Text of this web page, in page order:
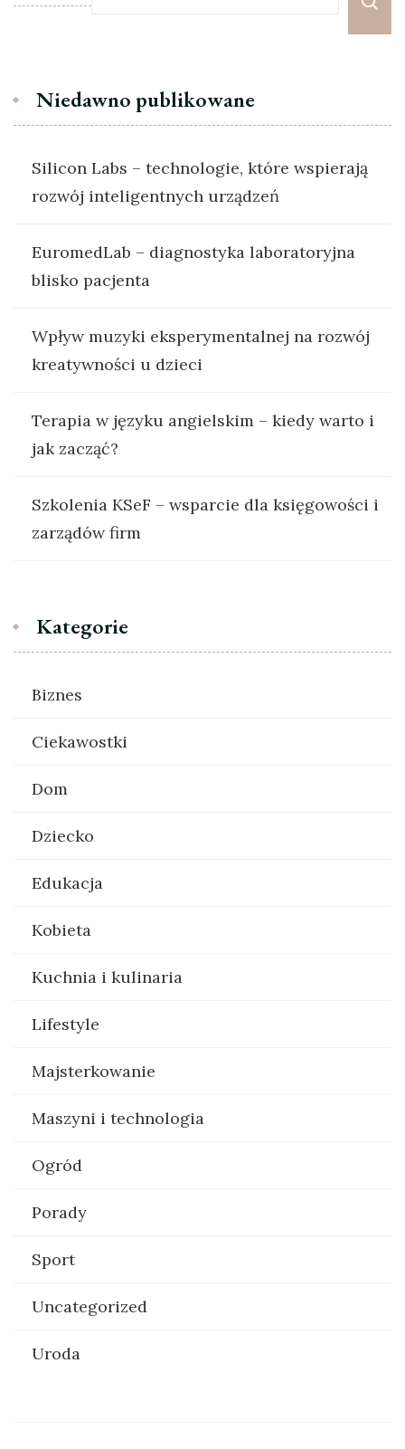
Niedawno publikowane
Silicon Labs – technologie, które wspierają
rozwój inteligentnych urządzeń
EuromedLab – diagnostyka laboratoryjna
blisko pacjenta
Wpływ muzyki eksperymentalnej na rozwój
kreatywności u dzieci
Terapia w języku angielskim – kiedy warto i
jak zacząć?
Szkolenia KSeF – wsparcie dla księgowości i
zarządów firm
Kategorie
Biznes
Ciekawostki
Dom
Dziecko
Edukacja
Kobieta
Kuchnia i kulinaria
Lifestyle
Majsterkowanie
Maszyni i technologia
Ogród
Porady
Sport
Uncategorized
Uroda